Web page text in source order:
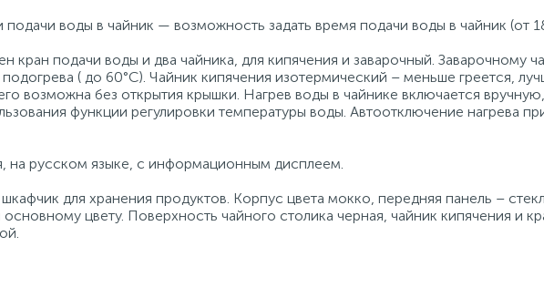
воды в чайник — возможность задать время подачи воды в чайник (от
кран подачи воды и два чайника, для кипячения и заварочный. Заварочному
( до 60°С). Чайник кипячения изотермический – меньше греется,
возможна без открытия крышки. Нагрев воды в чайнике включается
функции регулировки температуры воды. Автоотключение нагрева
на русском языке, с информационным дисплеем.
для хранения продуктов. Корпус цвета мокко, передняя панель –
цвету. Поверхность чайного столика черная, чайник кипячения и